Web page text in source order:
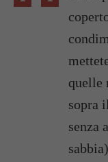
quelle
sopra
senza